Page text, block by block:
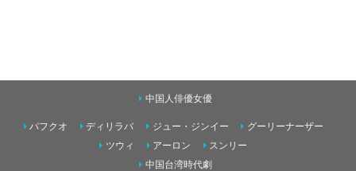
中国人俳優女優
パフクオ ディリラバ ジュー・ジンイー
グーリーナーザー
ツウィ
アーロン
スンリー
中国台湾時代劇